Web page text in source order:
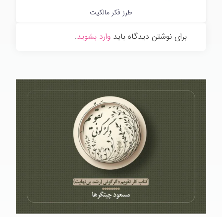
طرز فکر مالکیت
برای نوشتن دیدگاه باید وارد بشوید.